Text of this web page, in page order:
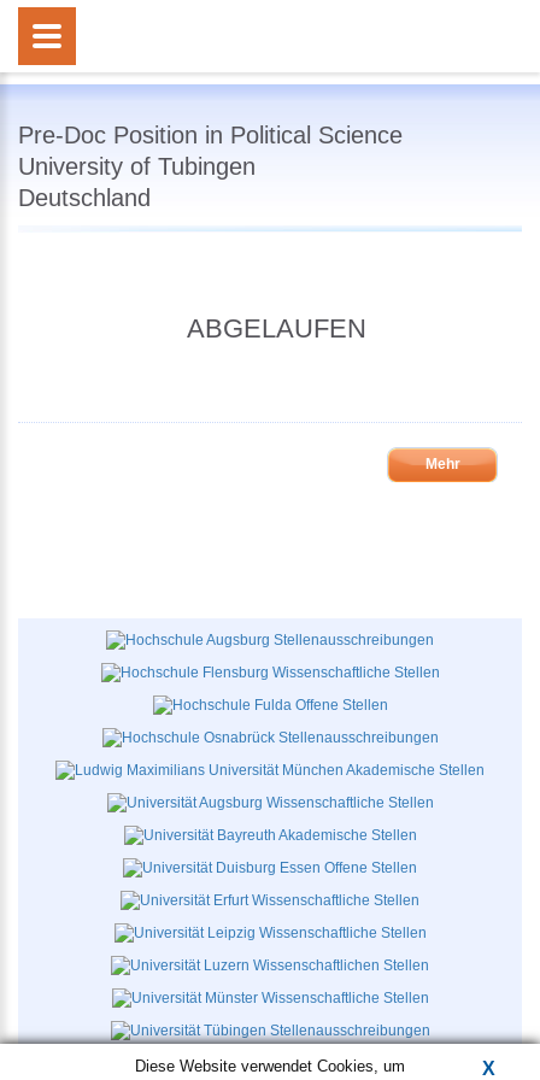
Pre-Doc Position in Political Science
University of Tubingen
Deutschland
ABGELAUFEN
Mehr
Diese Website verwendet Cookies, um
X